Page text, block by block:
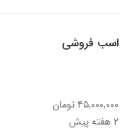
اسب فروشی
۴۵,۰۰۰,۰۰۰ تومان
۲ هفته پیش